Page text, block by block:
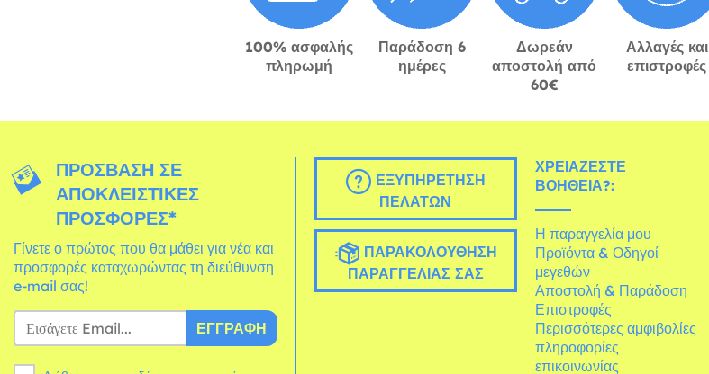
100% ασφαλής
πληρωμή
Παράδοση 6
ημέρες
Δωρεάν
αποστολή από
60€
Αλλαγές και
επιστροφές
ΠΡΌΣΒΑΣΗ ΣΕ
ΑΠΟΚΛΕΙΣΤΙΚΈΣ
ΠΡΟΣΦΟΡΈΣ*
Γίνετε ο πρώτος που θα μάθει για νέα και
προσφορές καταχωρώντας τη διεύθυνση
e-mail σας!
ΕΓΓΡΑΦΉ
ΕΞΥΠΗΡΈΤΗΣΗ
ΠΕΛΑΤΏΝ
ΠΑΡΑΚΟΛΟΎΘΗΣΗ
ΠΑΡΑΓΓΕΛΊΑΣ ΣΑΣ
ΧΡΕΙΆΖΕΣΤΕ
ΒΟΉΘΕΙΑ?:
Η παραγγελία μου
Προϊόντα & Οδηγοί
μεγεθών
Αποστολή & Παράδοση
Επιστροφές
Περισσότερες αμφιβολίες
πληροφορίες
επικοινωνίας